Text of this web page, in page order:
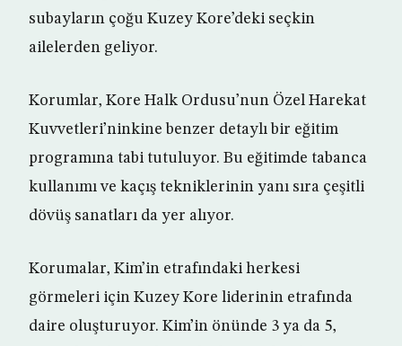
subayların çoğu Kuzey Kore’deki seçkin
ailelerden geliyor.
Korumlar, Kore Halk Ordusu’nun Özel Harekat
Kuvvetleri’ninkine benzer detaylı bir eğitim
programına tabi tutuluyor. Bu eğitimde tabanca
kullanımı ve kaçış tekniklerinin yanı sıra çeşitli
dövüş sanatları da yer alıyor.
Korumalar, Kim’in etrafındaki herkesi
görmeleri için Kuzey Kore liderinin etrafında
daire oluşturuyor. Kim’in önünde 3 ya da 5,